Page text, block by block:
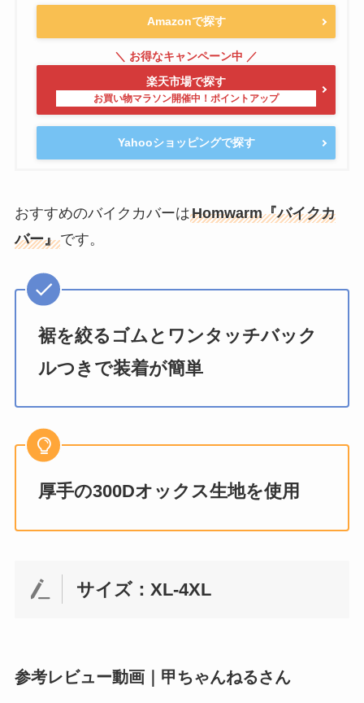
Amazonで探す
楽天市場で探す
Yahooショッピングで探す
おすすめのバイクカバーはHomwarm『バイクカ
バー』です。
裾を絞るゴムとワンタッチバック
ルつきで装着が簡単
厚手の300Dオックス生地を使用
サイズ：XL-4XL
参考レビュー動画｜甲ちゃんねるさん